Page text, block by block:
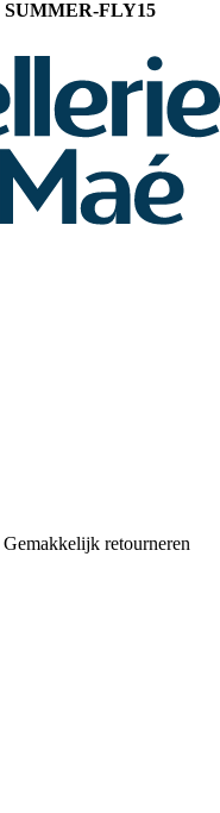
SUMMER-FLY15
Gemakkelijk retourneren